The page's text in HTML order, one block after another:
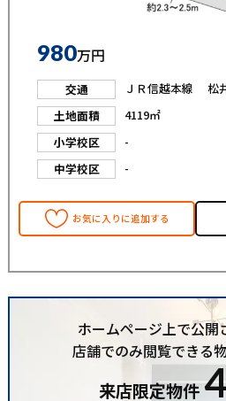
980万円
交通
ＪＲ信越本線 松
土地面積
4119㎡
小学校区
-
中学校区
-
お気に入りに追加する
ホームページ上で公開
店舗でのみ閲覧できる
来店限定物件